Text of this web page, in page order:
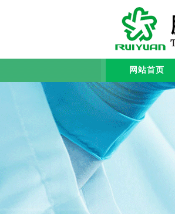
网站首页